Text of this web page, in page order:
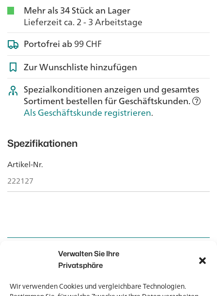
Verwalten Sie Ihre
Privatsphäre
Wir verwenden Cookies und vergleichbare Technologien.
Mehr als 34 Stück an Lager
Lieferzeit ca. 2 - 3 Arbeitstage
Portofrei ab99 CHF
Zur Wunschliste hinzufügen
Spezialkonditionen anzeigen und gesamtes
Sortiment bestellen für Geschäftskunden.
Als Geschäftskunde registrieren.
Spezifikationen
Artikel-Nr.
222127
Kontakt
Kontakt
Newsletter
Newsletter